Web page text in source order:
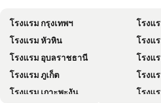
โรงแรม กรุงเทพฯ
โรงแ
โรงแรม หัวหิน
โรงแ
โรงแรม อุบลราชธานี
โรงแ
โรงแรม ภูเก็ต
โรงแ
โรงแรม เกาะพะงัน
โรงแ